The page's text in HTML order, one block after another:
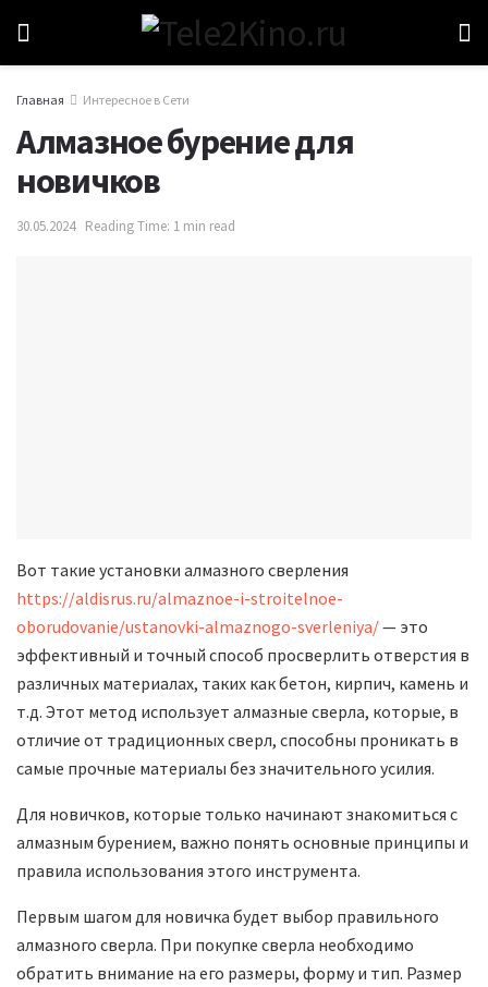
Главная Интересное в Сети
Алмазное бурение для
новичков
30.05.2024 Reading Time: 1 min read
Вот такие установки алмазного сверления
https://aldisrus.ru/almaznoe-i-stroitelnoe-
oborudovanie/ustanovki-almaznogo-sverleniya/— это
эффективный и точный способ просверлить отверстия в
различных материалах, таких как бетон, кирпич, камень и
т.д. Этот метод использует алмазные сверла, которые, в
отличие от традиционных сверл, способны проникать в
самые прочные материалы без значительного усилия.
Для новичков, которые только начинают знакомиться с
алмазным бурением, важно понять основные принципы и
правила использования этого инструмента.
Первым шагом для новичка будет выбор правильного
алмазного сверла. При покупке сверла необходимо
обратить внимание на его размеры, форму и тип. Размер